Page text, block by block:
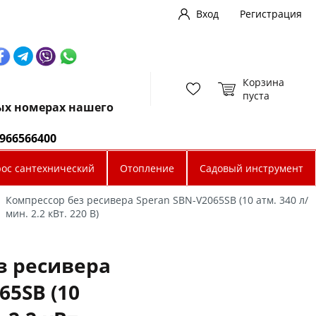
Вход
Регистрация
номерах нашего
Корзина
пуста
сантехнический Отопление Садовый инструмент
Компрессор без ресивера Speran SBN-V2065SВ (10 атм. 340 л/
мин. 2.2 кВт. 220 В)
ресивера
(10